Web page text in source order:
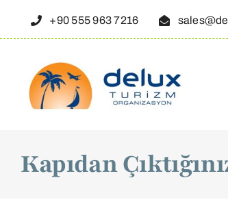
+90 555 963 7216
Kapıdan